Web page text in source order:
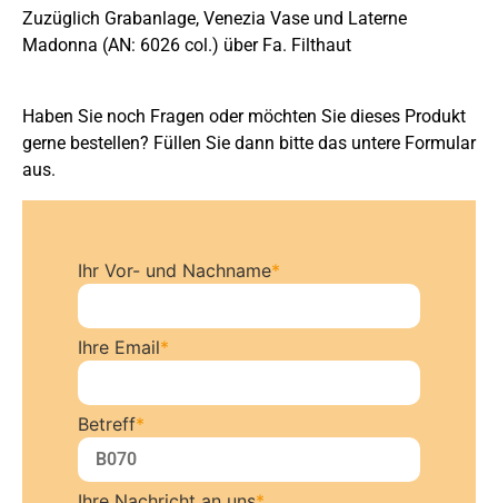
Zuzüglich Grabanlage, Venezia Vase und Laterne
Madonna (AN: 6026 col.) über Fa. Filthaut
Haben Sie noch Fragen oder möchten Sie dieses Produkt
gerne bestellen? Füllen Sie dann bitte das untere Formular
aus.
Ihr Vor- und Nachname*
Ihre Email*
Betreff*